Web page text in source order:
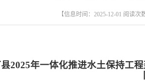
【信息时间：2025-12-01 阅读次
2025年一体化推进水土保持工